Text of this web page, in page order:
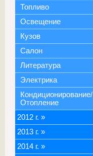
Топливо
Освещение
Кузов
Салон
Литература
Электрика
Кондиционирование/
Отопление
2012 г. »
2013 г. »
2014 г. »